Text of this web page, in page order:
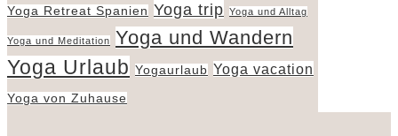
Yoga Retreat Spanien Yoga trip Yoga und Alltag
Yoga und Meditation Yoga und Wandern
Yoga Urlaub Yogaurlaub Yoga vacation
Yoga von Zuhause